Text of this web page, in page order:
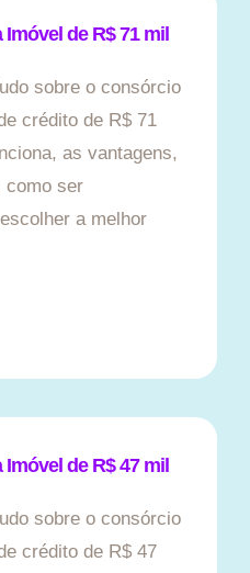
de R$ 71 mil
sobre o consórcio
crédito de R$ 71
as vantagens,
como ser
a melhor
de R$ 47 mil
sobre o consórcio
crédito de R$ 47